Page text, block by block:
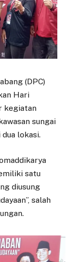
(DPC)
Hari
kegiatan
sungai
lokasi.
satu
diusung
salah